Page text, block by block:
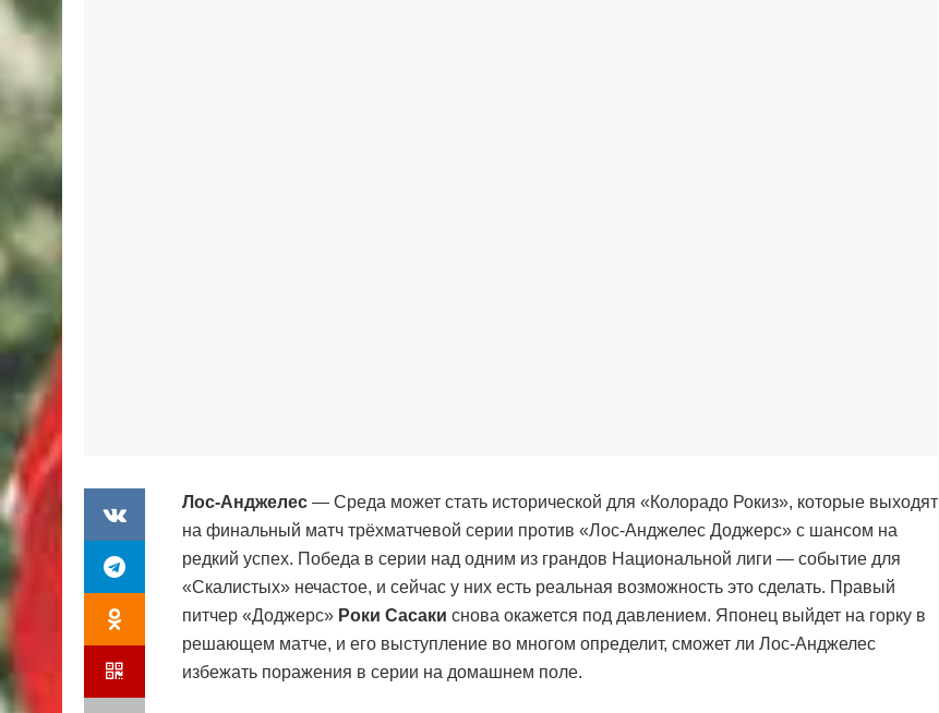
Лос-Анджелес — Среда может стать исторической для «Колорадо Рокиз», которые выходят
на финальный матч трёхматчевой серии против «Лос-Анджелес Доджерс» с шансом на
редкий успех. Победа в серии над одним из грандов Национальной лиги — событие для
«Скалистых» нечастое, и сейчас у них есть реальная возможность это сделать. Правый
питчер «Доджерс» Роки Сасаки снова окажется под давлением. Японец выйдет на горку в
решающем матче, и его выступление во многом определит, сможет ли Лос-Анджелес
избежать поражения в серии на домашнем поле.